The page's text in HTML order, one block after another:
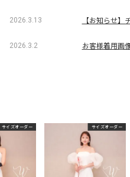
2026.3.13 【お知らせ
2026.3.2 お客様着用画
サイズオーダー サイズオーダー